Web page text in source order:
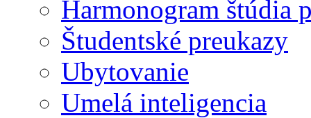
Harmonogram štúdia
Študentské preukazy
Ubytovanie
Umelá inteligencia